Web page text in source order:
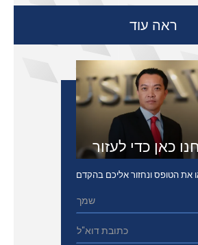
ראה עוד
כאן כדי לעזור